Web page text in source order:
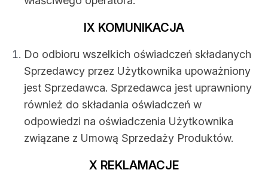
IX KOMUNIKACJA
Do odbioru wszelkich oświadczeń składanych
Sprzedawcy przez Użytkownika upoważniony
jest Sprzedawca. Sprzedawca jest uprawniony
również do składania oświadczeń w
odpowiedzi na oświadczenia Użytkownika
związane z Umową Sprzedaży Produktów.
X REKLAMACJE